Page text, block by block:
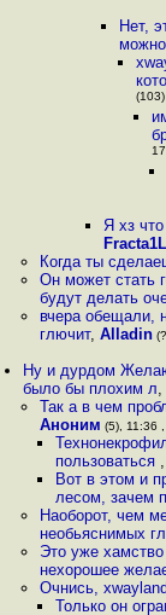
Нет,
(103)
Я хз
Fracta1L
Когда ты
Он может стать
будут делать
вчера обещали,
глючит, Alladin
Ну и дурдом
было бы плохим л,
Так а в чем
Аноним (5), 11:36
пользоваться ,
Вот в этом и
лесом, зачем
Наоборот, чем
необьяснимых
Это уже
нехорошее
Очнись,
Только он